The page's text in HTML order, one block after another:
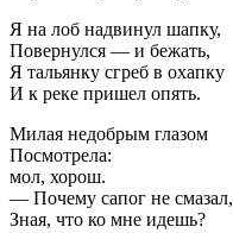
Я на лоб надвинул шапку,
Повернулся — и бежать,
Я тальянку сгреб в охапку
И к реке пришел опять.
Милая недобрым глазом
Посмотрела:
мол, хорош.
— Почему сапог не смазал,
Зная, что ко мне идешь?